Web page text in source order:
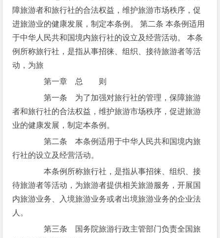
障旅游者和旅行社的合法权益，维护旅游市场秩序，促
进旅游业的健康发展，制定本条例。 第二条 本条例适用
于中华人民共和国境内旅行社的设立及经营活动。 本条
例所称旅行社，是指从事招徕、组织、接待旅游者等活
动，为旅
第一章 总 则
第一条 为了加强对旅行社的管理，保障旅游
者和旅行社的合法权益，维护旅游市场秩序，促进旅游
业的健康发展，制定本条例。
第二条 本条例适用于中华人民共和国境内旅
行社的设立及经营活动。
本条例所称旅行社，是指从事招徕、组织、接
待旅游者等活动，为旅游者提供相关旅游服务，开展国
内旅游业务、入境旅游业务或者出境旅游业务的企业法
人。
第三条 国务院旅游行政主管部门负责全国旅